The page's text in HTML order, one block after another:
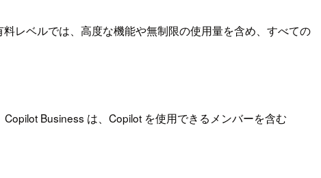
レベルでは、高度な機能や無制限の使用量を含め、すべての
Business は、Copilot を使用できるメンバーを含む